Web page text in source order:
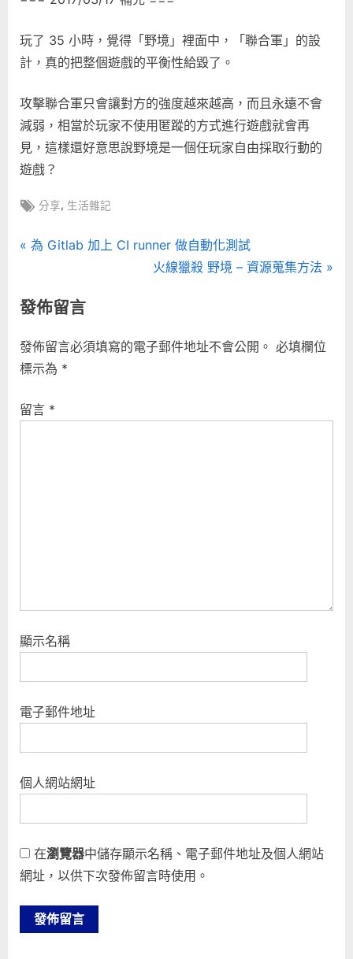
玩了 35 小時，覺得「野境」裡面中，「聯合軍」的設
計，真的把整個遊戲的平衡性給毀了。
攻擊聯合軍只會讓對方的強度越來越高，而且永遠不會
減弱，相當於玩家不使用匿蹤的方式進行遊戲就會再
見，這樣還好意思說野境是一個任玩家自由採取行動的
遊戲？
Tags:
分享, 生活雜記
文
導
覽
P
v
o
u
P
為 Gitlab 加上 CI runner 做自動化測試
N
P
t
火線獵殺 野境 – 資源蒐集方法
發佈留言
發佈留言必須填寫的電子郵件地址不會公開。 必填欄位
標示為 *
留言 *
顯示名稱
電子郵件地址
個人網站網址
在瀏覽器中儲存顯示名稱、電子郵件地址及個人網站
網址，以供下次發佈留言時使用。